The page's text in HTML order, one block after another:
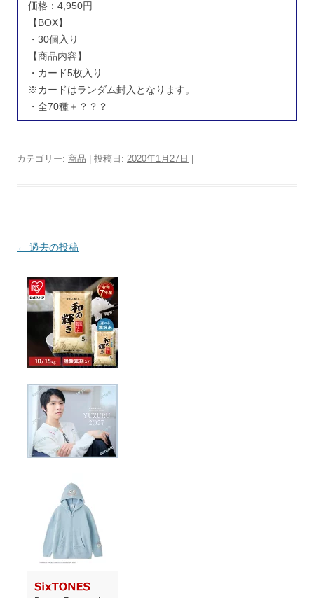
価格：4,950円
【BOX】
・30個入り
【商品内容】
・カード5枚入り
※カードはランダム封入となります。
・全70種＋？？？
カテゴリー: 商品 | 投稿日: 2020年1月27日
投稿ナビゲーション
← 過去の投稿